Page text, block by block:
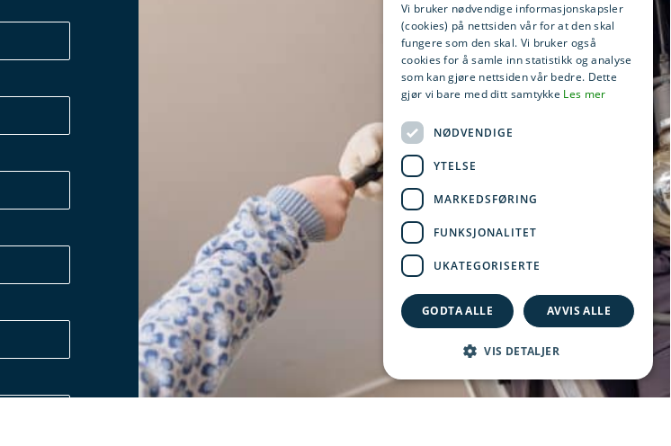
Vi bruker nødvendige informasjonskapsler
(cookies) på nettsiden vår for at den skal
fungere som den skal. Vi bruker også
cookies for å samle inn statistikk og analyse
som kan gjøre nettsiden vår bedre. Dette
gjør vi bare med ditt samtykke Les mer
NØDVENDIGE
YTELSE
MARKEDSFØRING
FUNKSJONALITET
UKATEGORISERTE
GODTA ALLE AVVIS ALLE
VIS DETALJER